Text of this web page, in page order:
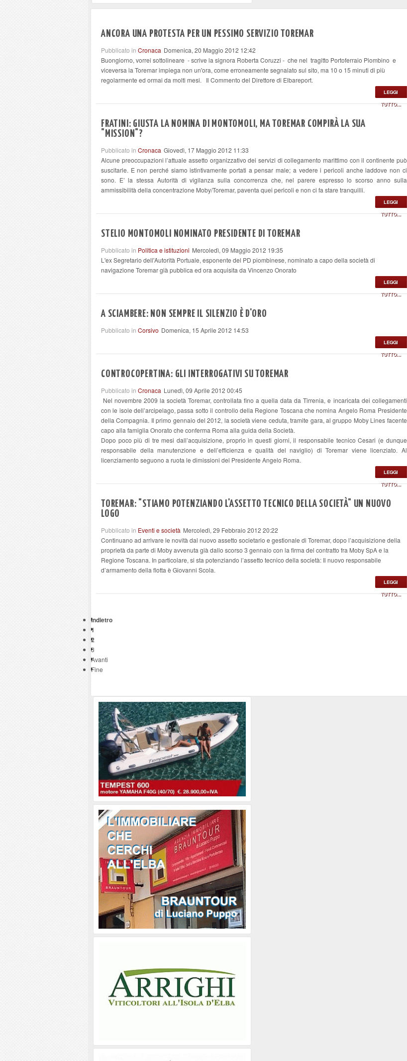
ANCORA UNA PROTESTA PER UN PESSIMO SERVIZIO TOREMAR
Pubblicato in Cronaca Domenica, 20 Maggio 2012 12:42
Buongiorno, vorrei sottolineare - scrive la signora Roberta Coruzzi - che nel tragitto Portoferraio Piombino e
viceversa la Toremar impiega non un'ora, come erroneamente segnalato sul sito, ma 10 o 15 minuti di più
regolarmente ed ormai da molti mesi. Il Commento del Direttore di Elbareport.
LEGGI
TUTTO...
FRATINI: GIUSTA LA NOMINA DI MONTOMOLI, MA TOREMAR COMPIRÀ LA SUA
"MISSION"?
Pubblicato in Cronaca Giovedì, 17 Maggio 2012 11:33
Alcune preoccupazioni l’attuale assetto organizzativo dei servizi di collegamento marittimo con il continente può
suscitarle. E non perché siamo istintivamente portati a pensar male; a vedere i pericoli anche laddove non ci
sono. E’ la stessa Autorità di vigilanza sulla concorrenza che, nel parere espresso lo scorso anno sulla
ammissibilità della concentrazione Moby/Toremar, paventa quei pericoli e non ci fa stare tranquilli.
LEGGI
TUTTO...
STELIO MONTOMOLI NOMINATO PRESIDENTE DI TOREMAR
Pubblicato in Politica e istituzioni Mercoledì, 09 Maggio 2012 19:35
L'ex Segretario dell'Autorità Portuale, esponente del PD piombinese, nominato a capo della società di
navigazione Toremar già pubblica ed ora acquisita da Vincenzo Onorato
LEGGI
TUTTO...
A SCIAMBERE: NON SEMPRE IL SILENZIO È D'ORO
Pubblicato in Corsivo Domenica, 15 Aprile 2012 14:53
LEGGI
TUTTO...
CONTROCOPERTINA: GLI INTERROGATIVI SU TOREMAR
Pubblicato in Cronaca Lunedì, 09 Aprile 2012 00:45
Nel novembre 2009 la società Toremar, controllata fino a quella data da Tirrenia, e incaricata dei collegamenti
con le isole dell’arcipelago, passa sotto il controllo della Regione Toscana che nomina Angelo Roma Presidente
della Compagnia. Il primo gennaio del 2012, la società viene ceduta, tramite gara, al gruppo Moby Lines facente
capo alla famiglia Onorato che conferma Roma alla guida della Società.
Dopo poco più di tre mesi dall’acquisizione, proprio in questi giorni, il responsabile tecnico Cesari (e dunque
responsabile della manutenzione e dell’efficienza e qualità del naviglio) di Toremar viene licenziato. Al
licenziamento seguono a ruota le dimissioni del Presidente Angelo Roma.
LEGGI
TUTTO...
TOREMAR: "STIAMO POTENZIANDO L'ASSETTO TECNICO DELLA SOCIETÀ" UN NUOVO
LOGO
Pubblicato in Eventi e società Mercoledì, 29 Febbraio 2012 20:22
Continuano ad arrivare le novità dal nuovo assetto societario e gestionale di Toremar, dopo l’acquisizione della
proprietà da parte di Moby avvenuta già dallo scorso 3 gennaio con la firma del contratto fra Moby SpA e la
Regione Toscana. In particolare, si sta potenziando l’assetto tecnico della società: Il nuovo responsabile
d’armamento della flotta è Giovanni Scola.
LEGGI
TUTTO...
Indietro
1
2
3
Avanti
Fine